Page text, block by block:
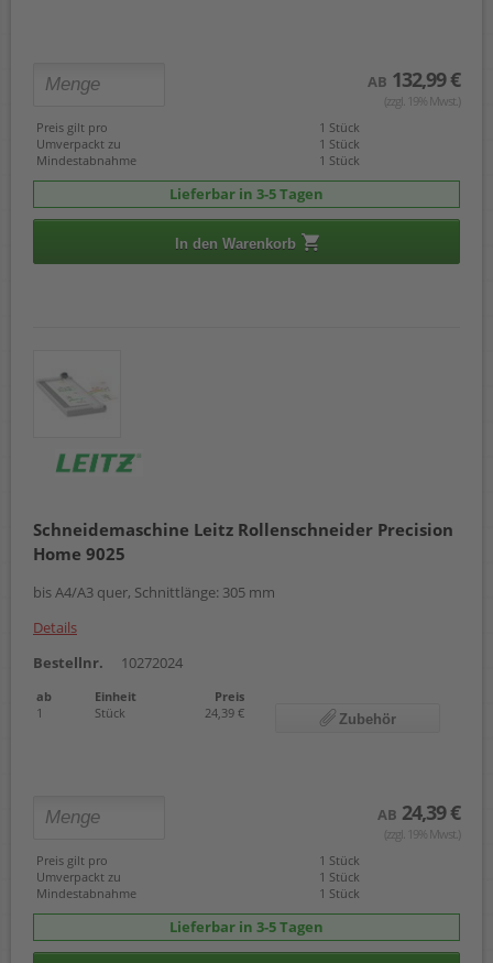
AB 132,99 €
(zzgl. 19% Mwst.)
Preis gilt pro
1 Stück
Umverpackt zu
1 Stück
Mindestabnahme
1 Stück
Lieferbar in 3-5 Tagen
In den Warenkorb
Schneidemaschine Leitz Rollenschneider Precision
Home 9025
bis A4/A3 quer, Schnittlänge: 305 mm
Details
Bestellnr.
10272024
ab Einheit
Preis
1
Stück 24,39 € Zubehör
AB 24,39 €
(zzgl. 19% Mwst.)
Preis gilt pro
1 Stück
Umverpackt zu
1 Stück
Mindestabnahme
1 Stück
Lieferbar in 3-5 Tagen